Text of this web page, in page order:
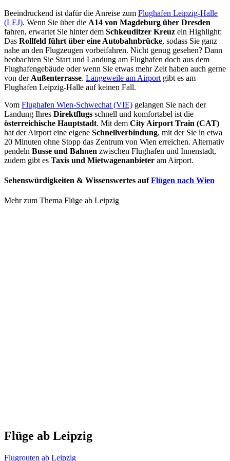
Beeindruckend ist dafür die Anreise zum Flughafen Leipzig-Halle
(LEJ). Wenn Sie über die A14 von Magdeburg über Dresden
fahren, erwartet Sie hinter dem Schkeuditzer Kreuz ein Highlight:
Das Rollfeld führt über eine Autobahnbrücke, sodass Sie ganz
nahe an den Flugzeugen vorbeifahren. Nicht genug gesehen? Dann
beobachten Sie Start und Landung am Flughafen doch aus dem
Flughafengebäude oder wenn Sie etwas mehr Zeit haben auch gerne
von der Außenterrasse. Langeweile am Airport gibt es am
Flughafen Leipzig-Halle auf keinen Fall.
Vom Flughafen Wien-Schwechat (VIE) gelangen Sie nach der
Landung Ihres Direktflugs schnell und komfortabel ist die
österreichische Hauptstadt. Mit dem City Airport Train (CAT)
hat der Airport eine eigene Schnellverbindung, mit der Sie in etwa
20 Minuten ohne Stopp das Zentrum von Wien erreichen. Alternativ
pendeln Busse und Bahnen zwischen Flughafen und Innenstadt,
zudem gibt es Taxis und Mietwagenanbieter am Airport.
Sehenswürdigkeiten & Wissenswertes aufFlügen nach Wien
Mehr zum Thema Flüge ab Leipzig
Flüge ab Leipzig
Flugrouten ab Leipzig